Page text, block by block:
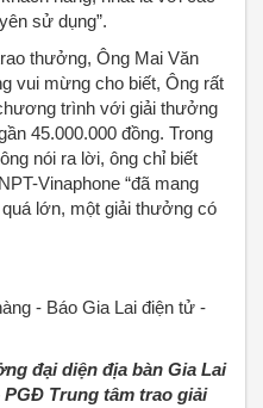
sử dụng”.
thưởng, Ông Mai Văn
vui mừng cho biết, Ông rất
trình với giải thưởng
45.000.000 đồng. Trong
nói ra lời, ông chỉ biết
Vinaphone “đã mang
lớn, một giải thưởng có
đại diện địa bàn Gia Lai
Trung tâm trao giải